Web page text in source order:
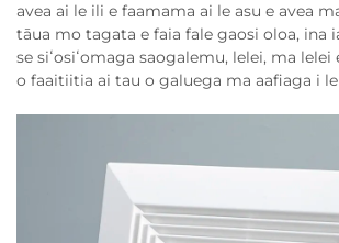
avea ai le ili e faamama ai le asu e avea
tāua mo tagata e faia fale gaosi oloa, ina
se siʻosiʻomaga saogalemu, lelei, ma lelei
o faaitiitia ai tau o galuega ma aafiaga i le